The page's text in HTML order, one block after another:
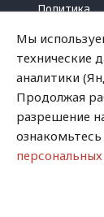
Политика
Криминал
Успех
Хватит
Мы
технические
аналитики
Продолжая
разрешение